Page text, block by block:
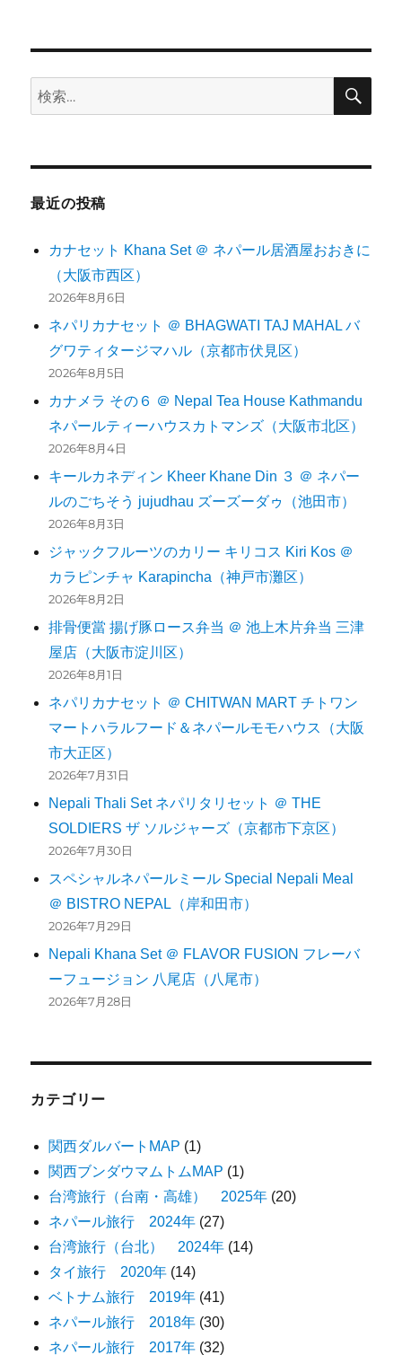
検
索:
検
最近の投稿
カナセット Khana Set ＠ ネパール居酒屋おおきに
（大阪市西区）
2026年8月6日
ネパリカナセット ＠ BHAGWATI TAJ MAHAL バ
グワティタージマハル（京都市伏見区）
2026年8月5日
カナメラ その６ ＠ Nepal Tea House Kathmandu
ネパールティーハウスカトマンズ（大阪市北区）
2026年8月4日
キールカネディン Kheer Khane Din ３ ＠ ネパー
ルのごちそう jujudhau ズーズーダゥ（池田市）
2026年8月3日
ジャックフルーツのカリー キリコス Kiri Kos ＠
カラピンチャ Karapincha（神戸市灘区）
2026年8月2日
排骨便當 揚げ豚ロース弁当 ＠ 池上木片弁当 三津
屋店（大阪市淀川区）
2026年8月1日
ネパリカナセット ＠ CHITWAN MART チトワン
マートハラルフード＆ネパールモモハウス（大阪
市大正区）
2026年7月31日
Nepali Thali Set ネパリタリセット ＠ THE
SOLDIERS ザ ソルジャーズ（京都市下京区）
2026年7月30日
スペシャルネパールミール Special Nepali Meal
＠ BISTRO NEPAL（岸和田市）
2026年7月29日
Nepali Khana Set ＠ FLAVOR FUSION フレーバ
ーフュージョン 八尾店（八尾市）
2026年7月28日
カテゴリー
関西ダルバートMAP (1)
関西ブンダウマムトムMAP (1)
台湾旅行（台南・高雄） 2025年 (20)
ネパール旅行 2024年 (27)
台湾旅行（台北） 2024年 (14)
タイ旅行 2020年 (14)
ベトナム旅行 2019年 (41)
ネパール旅行 2018年 (30)
ネパール旅行 2017年 (32)